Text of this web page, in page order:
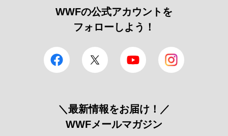
WWFの公式アカウントを
フォローしよう！
facebook Twitter YouTube
＼最新情報をお届け！／
WWFメールマガジン